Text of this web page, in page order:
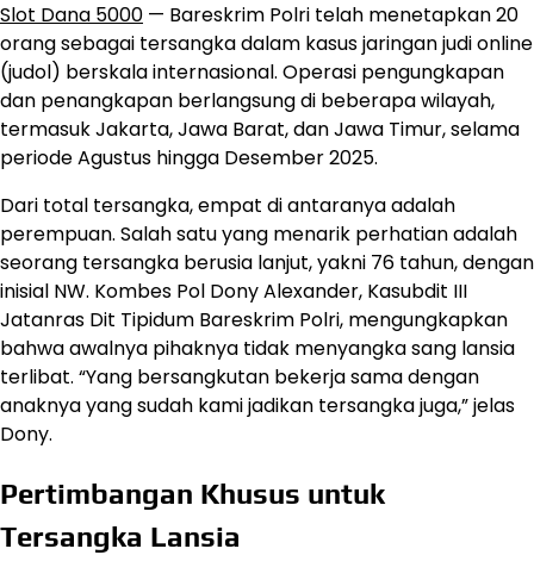
Slot Dana 5000 — Bareskrim Polri telah menetapkan 20
orang sebagai tersangka dalam kasus jaringan judi online
(judol) berskala internasional. Operasi pengungkapan
dan penangkapan berlangsung di beberapa wilayah,
termasuk Jakarta, Jawa Barat, dan Jawa Timur, selama
periode Agustus hingga Desember 2025.
Dari total tersangka, empat di antaranya adalah
perempuan. Salah satu yang menarik perhatian adalah
seorang tersangka berusia lanjut, yakni 76 tahun, dengan
inisial NW. Kombes Pol Dony Alexander, Kasubdit III
Jatanras Dit Tipidum Bareskrim Polri, mengungkapkan
bahwa awalnya pihaknya tidak menyangka sang lansia
terlibat. “Yang bersangkutan bekerja sama dengan
anaknya yang sudah kami jadikan tersangka juga,” jelas
Dony.
Pertimbangan Khusus untuk
Tersangka Lansia